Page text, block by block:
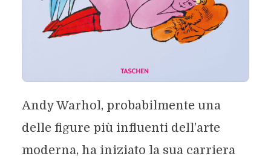
Andy Warhol, probabilmente una
delle figure più influenti dell’arte
moderna, ha iniziato la sua carriera